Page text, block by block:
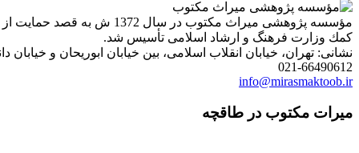
مؤسسه پژوهشی میراث
كمك وزارت فرهنگ و ارشاد اسلامی تأسیس شد.
نشانی: تهران، خیابان انقلاب اسلامی، بین خیابان ابوریحان و خیابان دانشگاه، شمارۀ 1182
021-66490612
info@mirasmaktoob.ir
میرات مکتوب در طاقچه